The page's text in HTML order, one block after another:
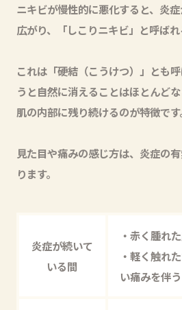
ニキビが慢性的に悪化すると、炎
広がり、「しこりニキビ」と呼ばれ
これは「硬結（こうけつ）」とも
うと自然に消えることはほとんど
肌の内部に残り続けるのが特徴です
見た目や痛みの感じ方は、炎症の
ります。
炎症が続いて
いる間
・赤く腫れ
・軽く触れ
い痛みを伴う